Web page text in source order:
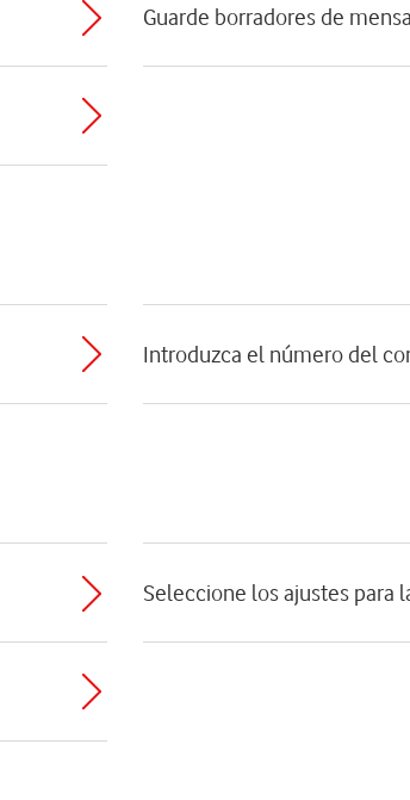
Guarde borradores de
Introduzca el número del
Seleccione los ajustes para